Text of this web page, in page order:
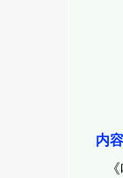
内
《